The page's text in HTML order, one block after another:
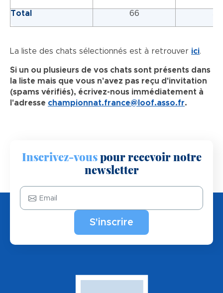
Total 66
La liste des chats sélectionnés est à retrouver ici.
Si un ou plusieurs de vos chats sont présents dans
la liste mais que vous n'avez pas reçu d'invitation
(spams vérifiés), écrivez-nous immédiatement à
l'adresse championnat.france@loof.asso.fr.
Inscrivez-vouspour recevoir notre
newsletter